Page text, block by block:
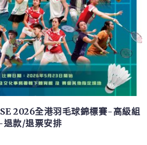
2026全港羽毛球錦標賽-高級組
退款/退票安排